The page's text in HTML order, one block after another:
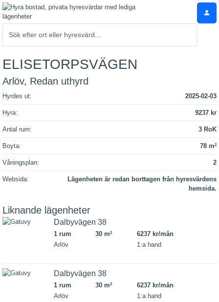
ELISETORPSVÄGEN
Arlöv, Redan uthyrd
Hyrdes ut: 2025-02-03
Hyra: 9237 kr
Antal rum: 3 RoK
Boyta: 78 m2
Våningsplan: 2
Websida:
Lägenheten är redan borttagen från hyresvärdens
hemsida.
Liknande lägenheter
Dalbyvägen 38
1 rum 30 m2
6237 kr/mån
Arlöv
1:a hand
Dalbyvägen 38
1 rum 30 m2
6237 kr/mån
Arlöv
1:a hand